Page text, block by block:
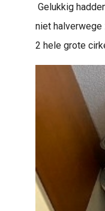
Gelukkig
niet
2 hele grote